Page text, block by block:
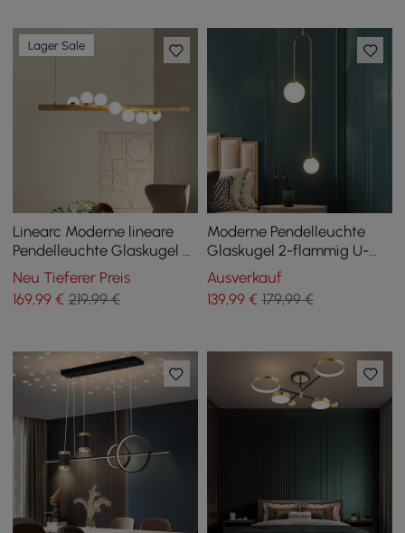
Lager Sale
Linearc Moderne lineare
Pendelleuchte Glaskugel 7-
Licht Kücheninsel
Neu Tieferer Preis
169,99 € 219,99 €
Moderne Pendelleuchte
Glaskugel 2-flammig U-
förmig in Gold für Wohn-
und Schlafzimmer
Ausverkauf
139,99€ 179,99 €